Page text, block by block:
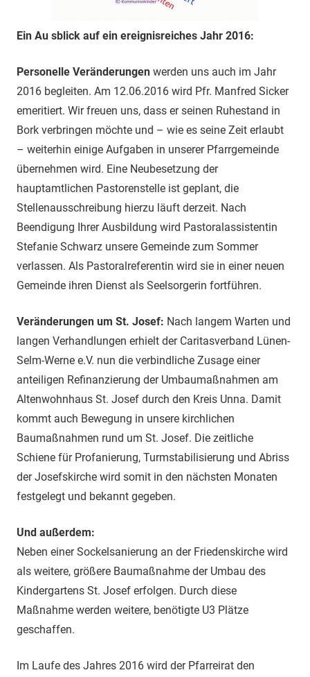
Ein Au sblick auf ein ereignisreiches Jahr 2016:
Personelle Veränderungen werden uns auch im Jahr
2016 begleiten. Am 12.06.2016 wird Pfr. Manfred Sicker
emeritiert. Wir freuen uns, dass er seinen Ruhestand in
Bork verbringen möchte und – wie es seine Zeit erlaubt
– weiterhin einige Aufgaben in unserer Pfarrgemeinde
übernehmen wird. Eine Neubesetzung der
hauptamtlichen Pastorenstelle ist geplant, die
Stellenausschreibung hierzu läuft derzeit. Nach
Beendigung Ihrer Ausbildung wird Pastoralassistentin
Stefanie Schwarz unsere Gemeinde zum Sommer
verlassen. Als Pastoralreferentin wird sie in einer neuen
Gemeinde ihren Dienst als Seelsorgerin fortführen.
Veränderungen um St. Josef: Nach langem Warten und
langen Verhandlungen erhielt der Caritasverband Lünen-
Selm-Werne e.V. nun die verbindliche Zusage einer
anteiligen Refinanzierung der Umbaumaßnahmen am
Altenwohnhaus St. Josef durch den Kreis Unna. Damit
kommt auch Bewegung in unsere kirchlichen
Baumaßnahmen rund um St. Josef. Die zeitliche
Schiene für Profanierung, Turmstabilisierung und Abriss
der Josefskirche wird somit in den nächsten Monaten
festgelegt und bekannt gegeben.
Und außerdem:
Neben einer Sockelsanierung an der Friedenskirche wird
als weitere, größere Baumaßnahme der Umbau des
Kindergartens St. Josef erfolgen. Durch diese
Maßnahme werden weitere, benötigte U3 Plätze
geschaffen.
Im Laufe des Jahres 2016 wird der Pfarreirat den